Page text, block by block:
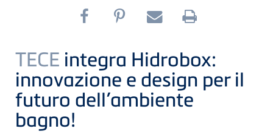
TECE integra Hidrobox:
innovazione e design per il
futuro dell’ambiente
bagno!